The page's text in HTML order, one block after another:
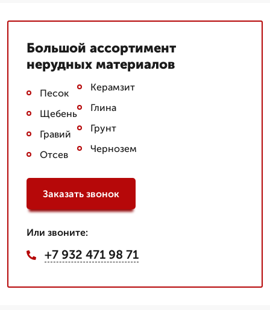
Большой ассортимент
нерудных материалов
Песок
Щебень
Гравий
Отсев
Керамзит
Глина
Грунт
Чернозем
Заказать звонок
Или звоните:
+7 932 471 98 71